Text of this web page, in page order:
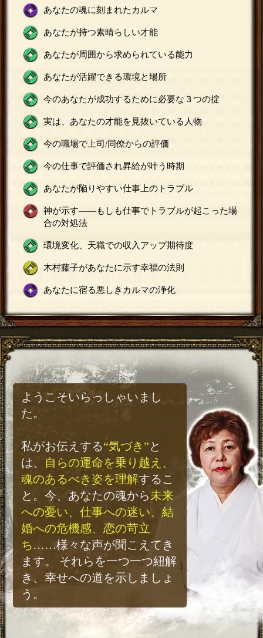
あなたの魂に刻まれたカルマ
あなたが持つ素晴らしい才能
あなたが周囲から求められている能力
あなたが活躍できる環境と場所
今のあなたが成功するために必要な３つの掟
実は、あなたの才能を見抜いている人物
今の職場で上司/同僚からの評価
今の仕事で評価され昇給が叶う時期
あなたが陥りやすい仕事上のトラブル
神が示す——もしも仕事でトラブルが起こった場
合の対処法
環境変化、天職での収入アップ期待度
木村藤子があなたに示す幸福の法則
あなたに宿る悪しきカルマの浄化
ようこそいらっしゃいまし
た。
私がお伝えする“気づき”と
は、 自らの運命を乗り越え、
魂のあるべき姿を理解するこ
と。今、あなたの魂から未来
への憂い、仕事への迷い、結
婚への危機感、恋の苛立
ち……様々な声が聞こえてき
ます。 それらを一つ一つ紐解
き、幸せへの道を示しましょ
う。